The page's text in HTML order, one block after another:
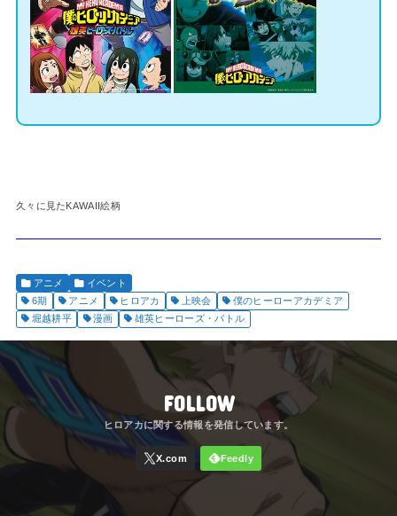
久々に見たKAWAII絵柄
アニメ
イベント
6期
アニメ ヒロアカ 上映会
僕のヒーローアカデミア
堀越耕平
漫画 雄英ヒーローズ・バトル
FOLLOW